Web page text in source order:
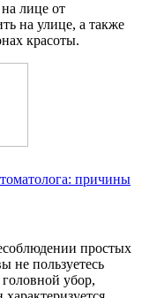
лице от
на улице, а также
красоты.
причины
простых
не пользуетесь
убор,